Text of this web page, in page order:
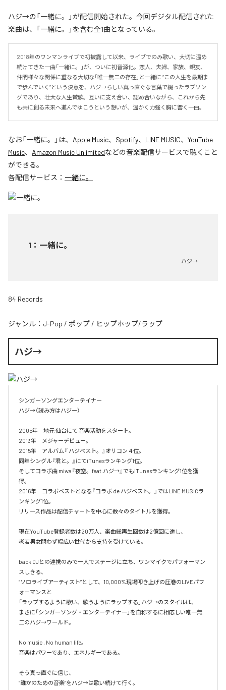
ハジ→の「一緒に。」が配信開始された。今回デジタル配信された
楽曲は、「一緒に。」を含む全1曲となっている。
2018年のワンマンライブで初披露して以来、ライブでのみ歌い、大切に温め
続けてきた一曲「一緒に。」が、ついに初音源化。恋人、夫婦、家族、親友、
仲間――様々な関係に重なる大切な「唯一無二の存在」と一緒に “この人生を最期ま
で歩んでいく”という決意を、ハジ→らしい真っ直ぐな言葉で綴ったラブソン
グであり、壮大な人生賛歌。互いに支え合い、認め合いながら、これから先
も共に創る未来へ進んでゆこうという想いが、温かく力強く胸に響く一曲。
なお「一緒に。 」は、 Apple Music、 Spotify、 LINE MUSIC、 YouTube
Music、 Amazon Music Unlimitedなどの音楽配信サービスで聴くこと
ができる。
各配信サービス： 一緒に。
1 ： 一緒に。
ハジ→
84 Records
ジャンル： J-Pop / ポップ / ヒップホップ/ラップ
ハジ→
シンガーソングエンターテイナー
ハジ→（読み方はハジー）
2005年　地元 仙台にて 音楽活動をスタート。
2013年　メジャーデビュー。
2015年　アルバム『 ハジベスト。』オリコン４位。
同年シングル『君と。』にてiTunesランキング1位。
そしてコラボ曲 miwa『夜空。feat.ハジ→』でもiTunesランキング1位を獲
得。
2016年　コラボベストとなる『コラボ de ハジベスト。』ではLINE MUSICラ
ンキング1位。
リリース作品は配信チャートを中心に数々のタイトルを獲得。
現在YouTube登録者数は20万人、楽曲総再生回数は2億回に達し、
老若男女問わず幅広い世代から支持を受けている。
back DJとの連携のみで一人でステージに立ち、ワンマイクでパフォーマン
スしきる、
“ソロライブアーティスト”として、10,000%現場叩き上げの圧巻のLIVEパフ
ォーマンスと
「ラップするように歌い、歌うようにラップする」ハジ→のスタイルは、
まさに「シンガーソング・エンターテイナー」を自称するに相応しい唯一無
二のハジ→ワールド。
No music , No human life。
音楽はパワーであり、エネルギーである。
そう真っ直ぐに信じ、